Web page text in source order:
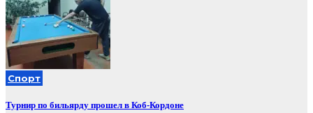
Спорт
Турнир по бильярду прошел в Коб-Кордоне